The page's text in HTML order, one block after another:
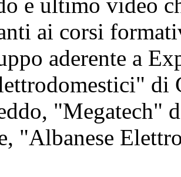
ai corsi
aderente a
di
"Megatech"
"Albanese